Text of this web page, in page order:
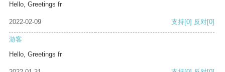
Hello, Greetings fr
2022-02-09 支持[0] 反对[0]
游客
Hello, Greetings fr